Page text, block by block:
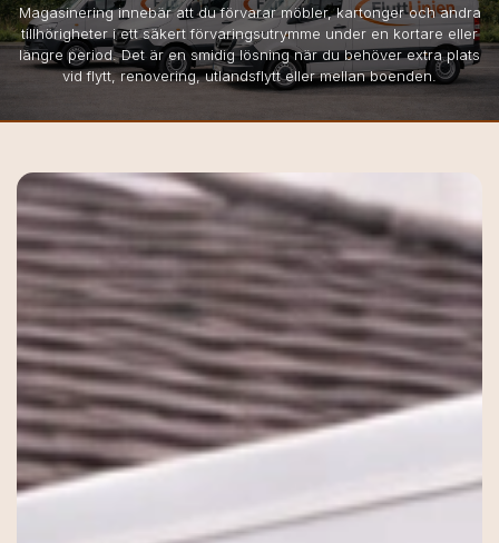
Magasinering innebär att du förvarar möbler, kartonger och andra
tillhörigheter i ett säkert förvaringsutrymme under en kortare eller
längre period. Det är en smidig lösning när du behöver extra plats
vid flytt, renovering, utlandsflytt eller mellan boenden.